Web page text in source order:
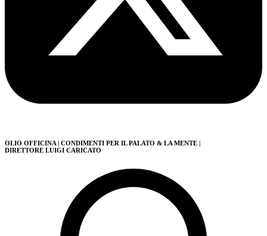
OLIO OFFICINA | CONDIMENTI PER IL PALATO & LA MENTE |
DIRETTORE LUIGI CARICATO